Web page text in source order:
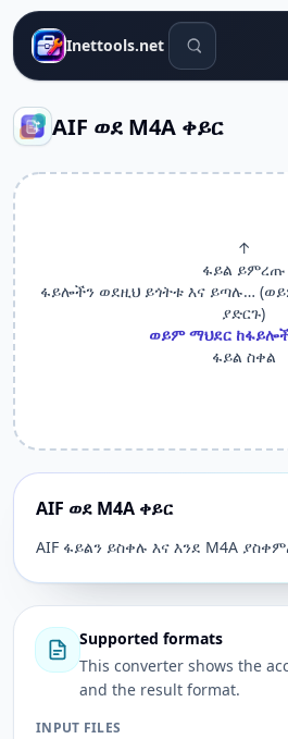
Inettools.net የፍለጋ መሳሪያዎች
AIF ወደ M4A ቀይር
↑
ፋይል ይምረጡ
ፋይሎችን ወደዚህ ይጎትቱ እና ይጣሉ…
ያድርጉ)
ወይም ማህደር
ፋይል ስቀል
AIF ወደ M4A ቀይር
AIF ፋይልን ይስቀሉ እና እንደ M4A
Supported formats
This converter shows the
and the result format.
INPUT FILES